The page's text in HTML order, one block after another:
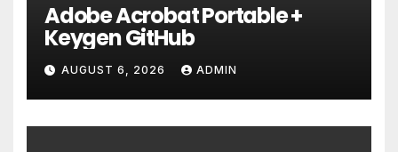
Adobe Acrobat Portable +
Keygen GitHub
AUGUST 6, 2026 ADMIN